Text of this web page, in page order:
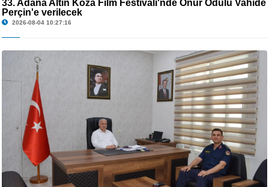
33. Adana Altın Koza Film Festivali'nde Onur Ödülü Vahide
Perçin'e verilecek
2026-08-04 10:27:16